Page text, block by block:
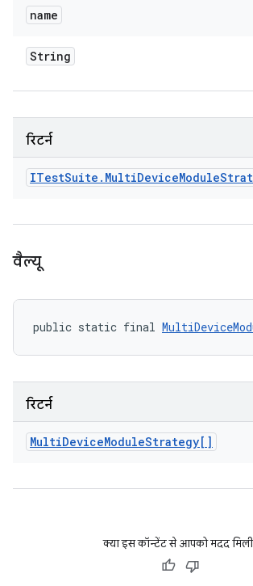
name
String
रिटर्न
ITestSuite . MultiDeviceModule
वैल्यू
public static final
रिटर्न
MultiDeviceModuleStrategy[]
क्या इस कॉन्टेंट से आपको मदद